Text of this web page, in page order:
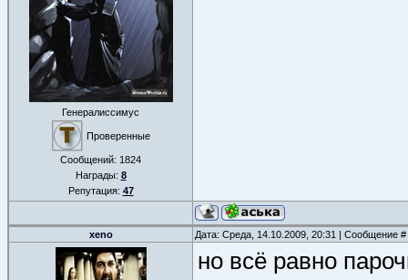
Генералиссимус
Проверенные
Сообщений: 1824
Награды: 8
Репутация: 47
xeno Дата: Среда, 14.10.2009, 20:31 | Сообщение #
но всё равно